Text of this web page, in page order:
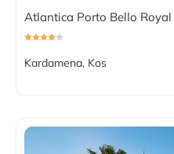
Atlantica Porto Bello Royal
Kardamena, Kos